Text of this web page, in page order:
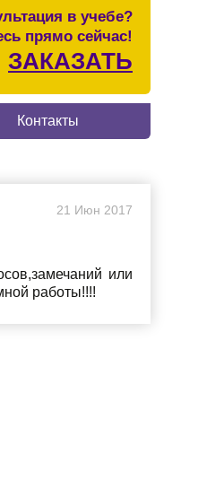
в учебе?
прямо сейчас!
ЗАКАЗАТЬ
Контакты
21 Июн 2017
или
работы!!!!